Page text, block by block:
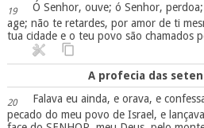
19
Ó Senhor, ouve; ó Senhor,
age; não te retardes, por amor de ti
tua cidade e o teu povo são chamados
A profecia das
20
Falava eu ainda, e orava, e
pecado do meu povo de Israel, e